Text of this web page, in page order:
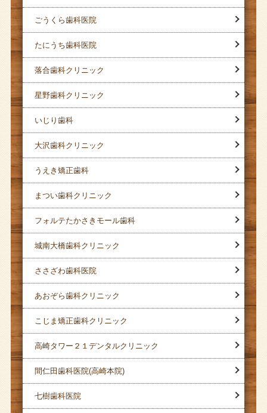
ごうくら歯科医院
たにうち歯科医院
落合歯科クリニック
星野歯科クリニック
いじり歯科
大沢歯科クリニック
うえき矯正歯科
まつい歯科クリニック
フォルテたかさきモール歯科
城南大橋歯科クリニック
ささざわ歯科医院
あおぞら歯科クリニック
こじま矯正歯科クリニック
高崎タワー２１デンタルクリニック
間仁田歯科医院(高崎本院)
七樹歯科医院